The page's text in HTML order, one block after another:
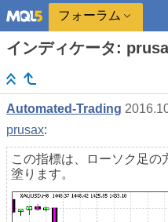
フォーラム
インディケータ:
Automated-Trading
prusax:
この指標は、ローソク足の
塗ります。